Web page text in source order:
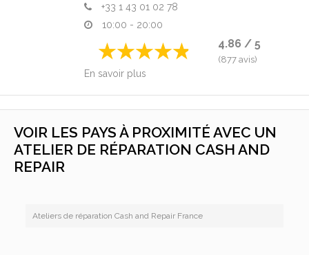
+33 1 43 01 02 78
10:00 - 20:00
4.86 / 5
(877 avis)
En savoir plus
VOIR LES PAYS À PROXIMITÉ AVEC UN
ATELIER DE RÉPARATION CASH AND
REPAIR
Ateliers de réparation Cash and Repair France